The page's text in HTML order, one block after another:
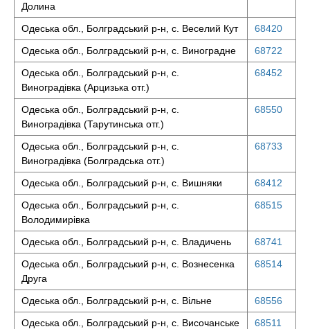
Долина
Одеська обл., Болградський р-н, с. Веселий Кут
68420
Одеська обл., Болградський р-н, с. Виноградне
68722
Одеська обл., Болградський р-н, с.
Виноградівка (Арцизька отг.)
68452
Одеська обл., Болградський р-н, с.
Виноградівка (Тарутинська отг.)
68550
Одеська обл., Болградський р-н, с.
Виноградівка (Болградська отг.)
68733
Одеська обл., Болградський р-н, с. Вишняки
68412
Одеська обл., Болградський р-н, с.
Володимирівка
68515
Одеська обл., Болградський р-н, с. Владичень
68741
Одеська обл., Болградський р-н, с. Вознесенка
Друга
68514
Одеська обл., Болградський р-н, с. Вільне
68556
Одеська обл., Болградський р-н, с. Височанське
68511